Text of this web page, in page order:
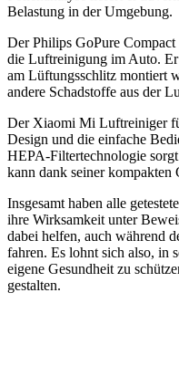
Belastung in der Umgebung.
Der Philips GoPure
die Luftreinigung im Auto.
am Lüftungsschlitz montiert
andere Schadstoffe aus der
Der Xiaomi Mi Luftreiniger
Design und die einfache
HEPA-Filtertechnologie
kann dank seiner
Insgesamt haben alle
ihre Wirksamkeit unter
dabei helfen, auch während
fahren. Es lohnt sich also, in
eigene Gesundheit zu
gestalten.